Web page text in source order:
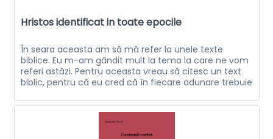
Hristos identificat in toate epocile
În seara aceasta am să mă refer la unele texte
biblice. Eu m-am gândit mult la tema la care ne vom
referi astăzi. Pentru aceasta vreau să citesc un text
biblic, pentru că eu cred că în fiecare adunare trebuie